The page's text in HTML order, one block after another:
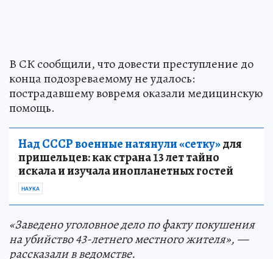
В СК сообщили, что довести преступление до
конца подозреваемому не удалось:
пострадавшему вовремя оказали медицинскую
помощь.
Над СССР военные натянули «сетку»для
пришельцев: как страна 13 лет тайно
искала и изучала инопланетных гостей
НАУКА
«Заведено уголовное дело по факту покушения
на убийство 43-летнего местного жителя», —
рассказали в ведомстве.